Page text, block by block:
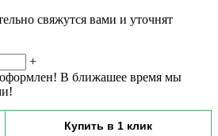
свяжутся вами и уточнят
+
В ближашее время мы